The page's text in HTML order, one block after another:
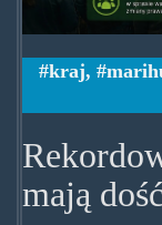
kraj,
mają